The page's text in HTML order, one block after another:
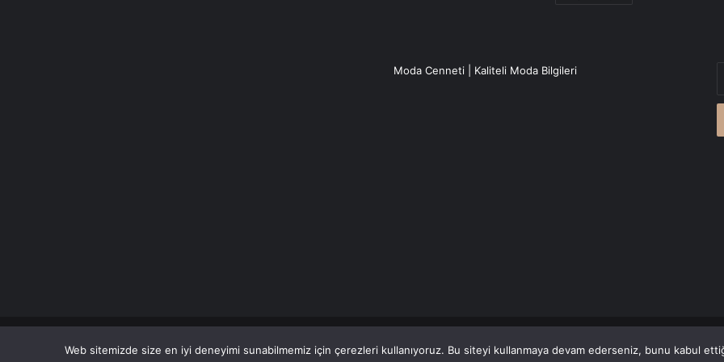
Moda Cenneti | Kaliteli Moda Bilgileri
© Copyright 2026 Her Hakkı Saklıdır. Son DakikaHaberlerCanlı Haber'den alınmaktadır.
Web sitemizde size en iyi deneyimi sunabilmemiz için çerezleri kullanıyoruz. Bu siteyi kullanmaya devam ederseniz, bunu kabul